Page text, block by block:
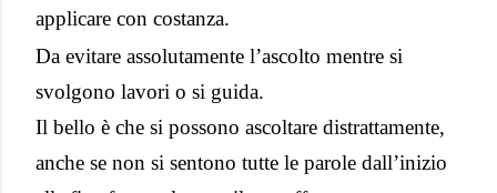
applicare con costanza.
Da evitare assolutamente l’ascolto mentre si
svolgono lavori o si guida.
Il bello è che si possono ascoltare distrattamente,
anche se non si sentono tutte le parole dall’inizio